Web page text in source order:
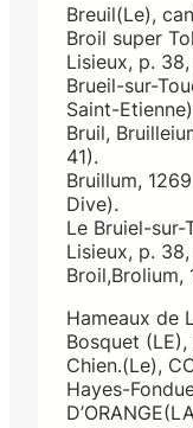
Breuil(Le),
Broil super
Lisieux, p.
Brueil-sur-
Saint-
Bruil,
41).
Bruillum,
Dive).
Le Bruiel-
Lisieux, p.
Broil,Brolium,
Hameaux de
Bosquet (LE),
Chien.(Le),
Hayes-